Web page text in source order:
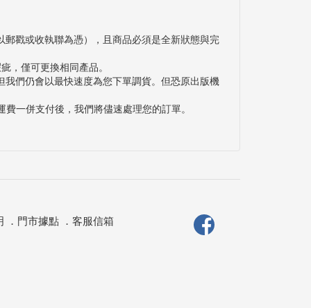
戳或收執聯為憑），且商品必須是全新狀態與完
，僅可更換相同產品。
們仍會以最快速度為您下單調貨。但恐原出版機
一併支付後，我們將儘速處理您的訂單。
． 門市據點． 客服信箱